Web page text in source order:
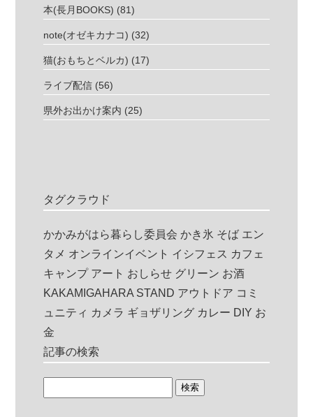
本(長月BOOKS) (81)
note(オゼキカナコ) (32)
猫(おもちとベルカ) (17)
ライブ配信 (56)
県外お出かけ案内 (25)
タグクラウド
かかみがはら暮らし委員会 かき氷 そば エン
タメ オンラインイベント イシフェス カフェ
キャンプ アート おしらせ グリーン お酒
KAKAMIGAHARA STAND アウトドア コミ
ュニティ カメラ ギョザリング カレー DIY お
金
記事の検索